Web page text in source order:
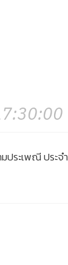
ประเพณี ประจำ